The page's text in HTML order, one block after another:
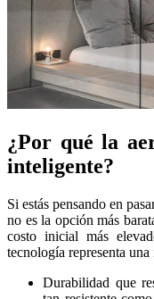
¿Por qué la
inteligente?
Si estás pensando en
no es la opción más
costo inicial más
tecnología representa
Durabilidad que